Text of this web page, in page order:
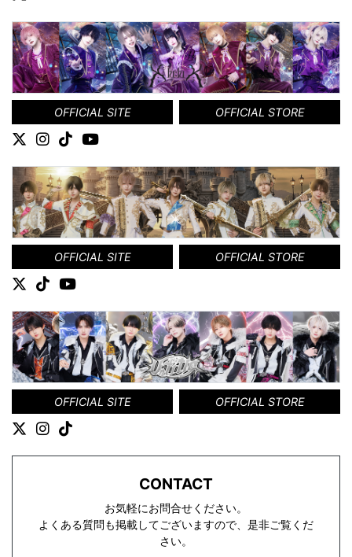
OFFICIAL SITE OFFICIAL STORE
OFFICIAL SITE OFFICIAL STORE
OFFICIAL SITE OFFICIAL STORE
CONTACT
お気軽にお問合せください。
よくある質問も掲載してございますので、是非ご覧くだ
さい。